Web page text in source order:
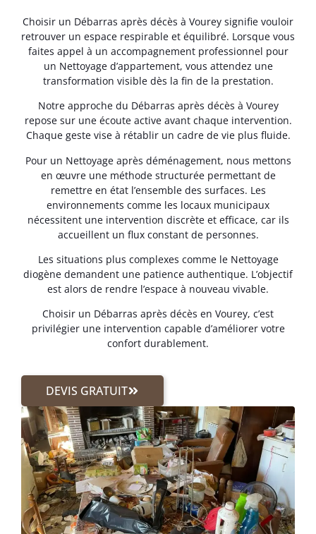
Choisir un Débarras après décès à Vourey signifie vouloir
retrouver un espace respirable et équilibré. Lorsque vous
faites appel à un accompagnement professionnel pour
un Nettoyage d’appartement, vous attendez une
transformation visible dès la fin de la prestation.
Notre approche du Débarras après décès à Vourey
repose sur une écoute active avant chaque intervention.
Chaque geste vise à rétablir un cadre de vie plus fluide.
Pour un Nettoyage après déménagement, nous mettons
en œuvre une méthode structurée permettant de
remettre en état l’ensemble des surfaces. Les
environnements comme les locaux municipaux
nécessitent une intervention discrète et efficace, car ils
accueillent un flux constant de personnes.
Les situations plus complexes comme le Nettoyage
diogène demandent une patience authentique. L’objectif
est alors de rendre l’espace à nouveau vivable.
Choisir un Débarras après décès en Vourey, c’est
privilégier une intervention capable d’améliorer votre
confort durablement.
DEVIS GRATUIT